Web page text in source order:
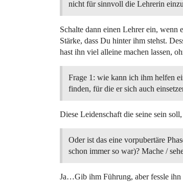
nicht für sinnvoll die Lehrerin
Schalte dann einen Lehrer ein,
Stärke, dass Du hinter ihm stehst.
hast ihn viel alleine machen lassen,
Frage 1: wie kann ich ihm helfen
finden, für die er sich auch
Diese Leidenschaft die seine sein
Oder ist das eine vorpubertäre
schon immer so war)? Mache /
Ja…Gib ihm Führung, aber fessle